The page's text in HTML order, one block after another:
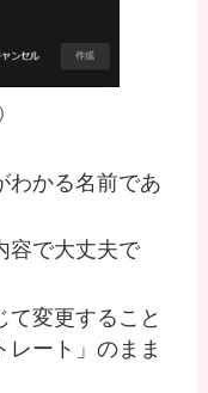
)
わかる名前であ
容で大丈夫で
て変更すること
レート」のまま